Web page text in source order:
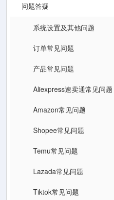
问题答疑
系统设置及其他问题
订单常见问题
产品常见问题
Aliexpress速卖通常见问题
Amazon常见问题
Shopee常见问题
Temu常见问题
Lazada常见问题
Tiktok常见问题